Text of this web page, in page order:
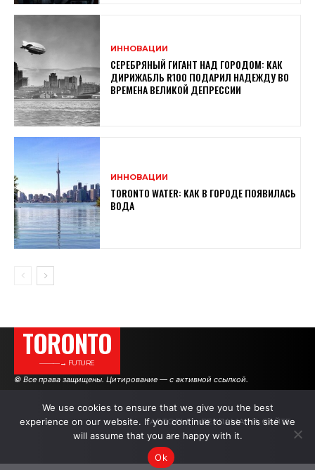
ИННОВАЦИИ
СЕРЕБРЯНЫЙ ГИГАНТ НАД ГОРОДОМ: КАК
ДИРИЖАБЛЬ R100 ПОДАРИЛ НАДЕЖДУ ВО
ВРЕМЕНА ВЕЛИКОЙ ДЕПРЕССИИ
ИННОВАЦИИ
TORONTO WATER: КАК В ГОРОДЕ ПОЯВИЛАСЬ
ВОДА
TORONTO
———→ FUTURE
© Все права защищены. Цитирование — с активной ссылкой.
АВТОРЫ РЕКЛАМА НА САЙТЕ
We use cookies to ensure that we give you the best
experience on our website. If you continue to use this site we
will assume that you are happy with it.
Ok